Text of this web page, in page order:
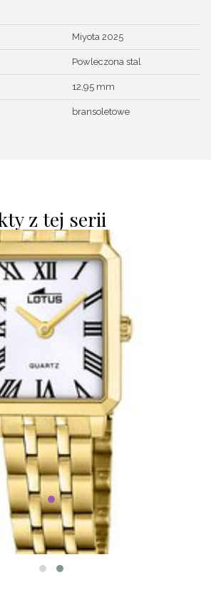
Miyota 2025
Powleczona stal
12,95 mm
bransoletowe
z tej serii
Lotus L19009/7
2GETHER
649 zł
W MAGAZYNIE